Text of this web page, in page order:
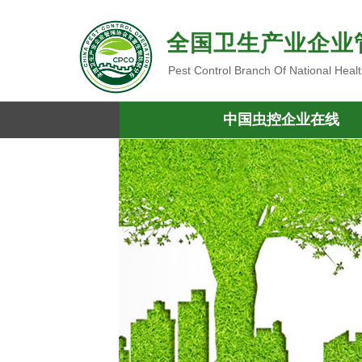
全国卫生产业企
Pest Control Branch Of National
中国虫控企业在线